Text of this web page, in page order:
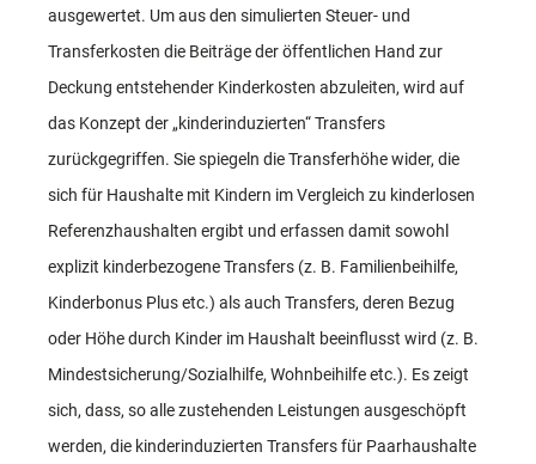
ausgewertet. Um aus den simulierten Steuer- und
Transferkosten die Beiträge der öffentlichen Hand zur
Deckung entstehender Kinderkosten abzuleiten, wird auf
das Konzept der „kinderinduzierten“ Transfers
zurückgegriffen. Sie spiegeln die Transferhöhe wider, die
sich für Haushalte mit Kindern im Vergleich zu kinderlosen
Referenzhaushalten ergibt und erfassen damit sowohl
explizit kinderbezogene Transfers (z. B. Familienbeihilfe,
Kinderbonus Plus etc.) als auch Transfers, deren Bezug
oder Höhe durch Kinder im Haushalt beeinflusst wird (z. B.
Mindestsicherung/Sozialhilfe, Wohnbeihilfe etc.). Es zeigt
sich, dass, so alle zustehenden Leistungen ausgeschöpft
werden, die kinderinduzierten Transfers für Paarhaushalte